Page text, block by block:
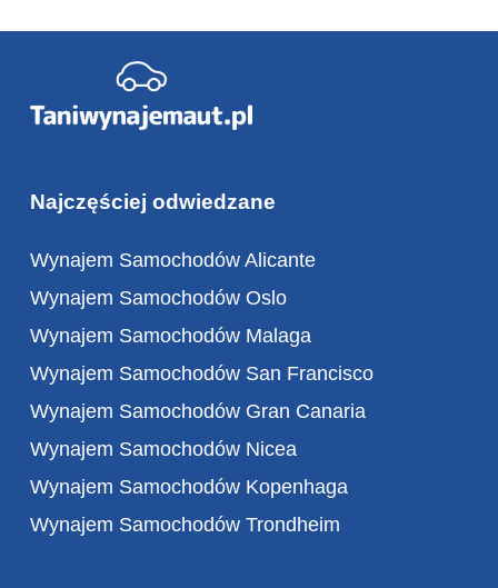
Najczęściej odwiedzane
Wynajem Samochodów Alicante
Wynajem Samochodów Oslo
Wynajem Samochodów Malaga
Wynajem Samochodów San Francisco
Wynajem Samochodów Gran Canaria
Wynajem Samochodów Nicea
Wynajem Samochodów Kopenhaga
Wynajem Samochodów Trondheim